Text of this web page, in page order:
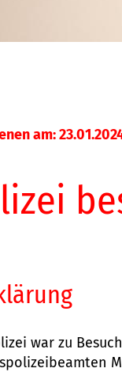
am:
war zu